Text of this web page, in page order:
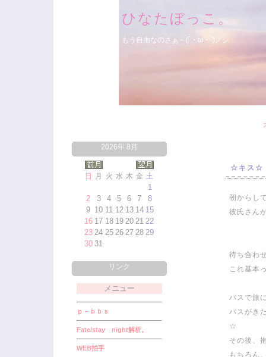
ひなたぼっこ。
もう自由なのさぁ～(´・ω・`)ノシ
2026年 8月
日 月 火 水 木 金 土
1
2
3 4 5 6 7
8
9 10 11 12 13 14 15
16 17 18 19 20 21 22
23 24 25 26 27 28 29
30 31
リンク
メニュー
ｐ－ｂｂｓ
Fate/stay night解析。
WEB拍手
☆キス☆
朝からし
彼氏さん
待ち合わ
これ基本
バスで旅
バスがき
☆
その後、
もちろん